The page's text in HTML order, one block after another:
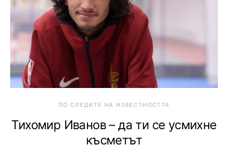
ПО СЛЕДИТЕ НА ИЗВЕСТНОСТТА
Тихомир Иванов – да ти се усмихне
късметът